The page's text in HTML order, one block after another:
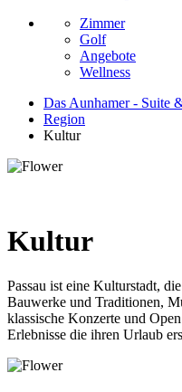
Zimmer
Golf
Angebote
Wellness
Das Aunhamer - Suite
Region
Kultur
Kultur
Passau ist eine Kulturstadt,
Bauwerke und Traditionen,
klassische Konzerte und
Erlebnisse die ihren Urlaub